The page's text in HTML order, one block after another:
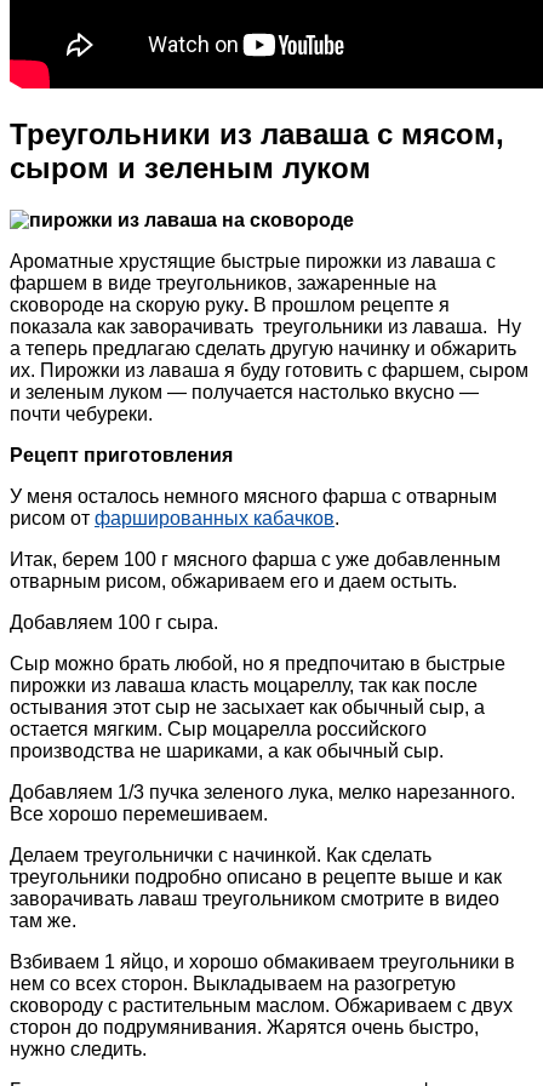
Треугольники из лаваша с мясом,
сыром и зеленым луком
Ароматные хрустящие быстрые пирожки из лаваша с
фаршем в виде треугольников, зажаренные на
сковороде на скорую руку. В прошлом рецепте я
показала как заворачивать треугольники из лаваша. Ну
а теперь предлагаю сделать другую начинку и обжарить
их. Пирожки из лаваша я буду готовить с фаршем, сыром
и зеленым луком — получается настолько вкусно —
почти чебуреки.
Рецепт приготовления
У меня осталось немного мясного фарша с отварным
рисом от фаршированных кабачков.
Итак, берем 100 г мясного фарша с уже добавленным
отварным рисом, обжариваем его и даем остыть.
Добавляем 100 г сыра.
Сыр можно брать любой, но я предпочитаю в быстрые
пирожки из лаваша класть моцареллу, так как после
остывания этот сыр не засыхает как обычный сыр, а
остается мягким. Сыр моцарелла российского
производства не шариками, а как обычный сыр.
Добавляем 1/3 пучка зеленого лука, мелко нарезанного.
Все хорошо перемешиваем.
Делаем треугольнички с начинкой. Как сделать
треугольники подробно описано в рецепте выше и как
заворачивать лаваш треугольником смотрите в видео
там же.
Взбиваем 1 яйцо, и хорошо обмакиваем треугольники в
нем со всех сторон. Выкладываем на разогретую
сковороду с растительным маслом. Обжариваем с двух
сторон до подрумянивания. Жарятся очень быстро,
нужно следить.